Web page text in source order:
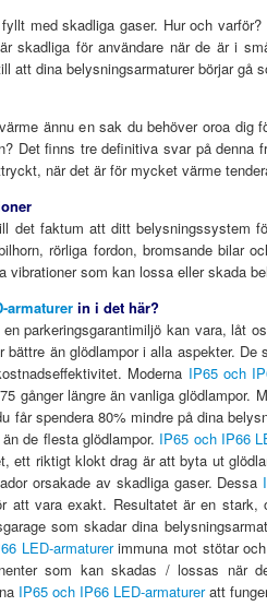
med skadliga gaser. Hur och
skadliga för användare när de är i
att dina belysningsarmaturer börjar gå
ännu en sak du behöver oroa
Det finns tre definitiva svar på
när det är för mycket värme
det faktum att ditt belysningssystem
rörliga fordon, bromsande bilar
vibrationer som kan lossa eller skada
armaturer in i det här?
parkeringsgarantimiljö kan vara, låt
bättre än glödlampor i alla aspekter. De
Moderna IP65 och
gånger längre än vanliga glödlampor.
får spendera 80% mindre på dina
de flesta glödlampor. IP65 och IP66
ett riktigt klokt drag är att byta ut
orsakade av skadliga gaser. Dessa
att vara exakt. Resultatet är en stark,
som skadar dina
LED-armaturerimmuna mot stötar
som kan skadas / lossas när
IP65 och IP66 LED-armatureratt